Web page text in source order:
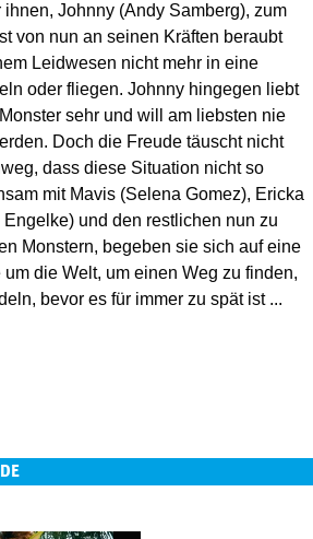
Johnny (Andy Samberg), zum
von nun an seinen Kräften beraubt
Leidwesen nicht mehr in eine
oder fliegen. Johnny hingegen liebt
sehr und will am liebsten nie
Doch die Freude täuscht nicht
dass diese Situation nicht so
mit Mavis (Selena Gomez), Ericka
und den restlichen nun zu
Monstern, begeben sie sich auf eine
die Welt, um einen Weg zu finden,
bevor es für immer zu spät ist ...